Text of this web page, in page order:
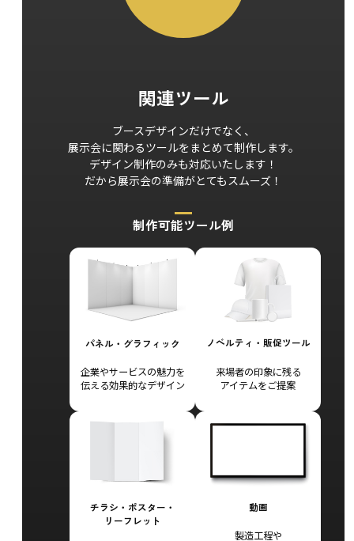
関連ツール
ブースデザインだけでなく、
展示会に関わるツールをまとめて制作します。
デザイン制作のみも対応いたします！
だから展示会の準備がとてもスムーズ！
制作可能ツール例
パネル・ グラフィック
企業やサービスの魅力を
伝える効果的なデザイン
ノベルティ・ 販促ツール
来場者の印象に残る
アイテムをご提案
チラシ・ ポスター・
リーフレット
動画
製造工程や